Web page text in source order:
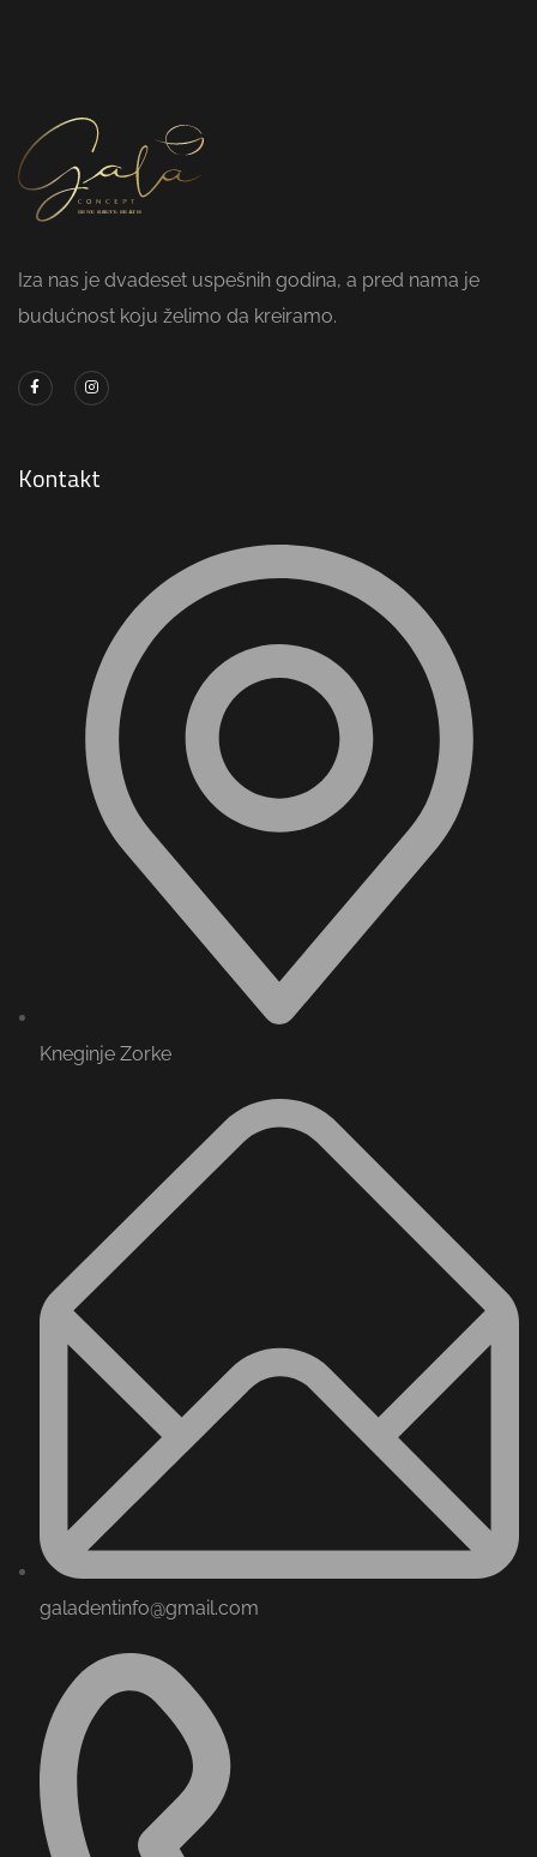
Iza nas je dvadeset uspešnih godina, a pred nama je
budućnost koju želimo da kreiramo.
Kontakt
Kneginje Zorke
galadentinfo@gmail.com